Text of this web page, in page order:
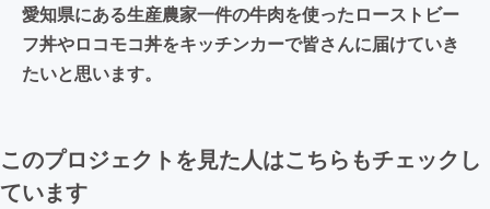
愛知県にある生産農家一件の牛肉を使ったローストビー
フ丼やロコモコ丼をキッチンカーで皆さんに届けていき
たいと思います。
このプロジェクトを見た人はこちらもチェックし
ています